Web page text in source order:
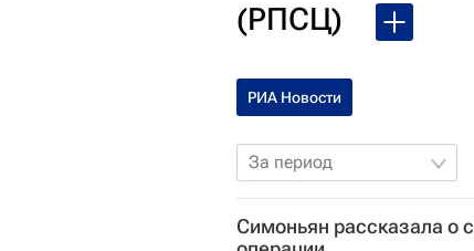
(РПСЦ)
РИА Новости
За период
Симоньян рассказала о